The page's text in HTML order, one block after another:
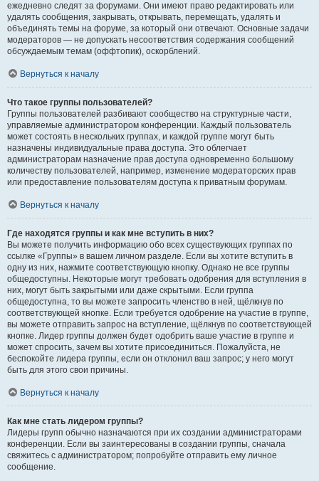
ежедневно следят за форумами. Они имеют право редактировать или
удалять сообщения, закрывать, открывать, перемещать, удалять и
объединять темы на форуме, за который они отвечают. Основные задачи
модераторов — не допускать несоответствия содержания сообщений
обсуждаемым темам (оффтопик), оскорблений.
Вернуться к началу
Что такое группы пользователей?
Группы пользователей разбивают сообщество на структурные части,
управляемые администратором конференции. Каждый пользователь
может состоять в нескольких группах, и каждой группе могут быть
назначены индивидуальные права доступа. Это облегчает
администраторам назначение прав доступа одновременно большому
количеству пользователей, например, изменение модераторских прав
или предоставление пользователям доступа к приватным форумам.
Вернуться к началу
Где находятся группы и как мне вступить в них?
Вы можете получить информацию обо всех существующих группах по
ссылке «Группы» в вашем личном разделе. Если вы хотите вступить в
одну из них, нажмите соответствующую кнопку. Однако не все группы
общедоступны. Некоторые могут требовать одобрения для вступления в
них, могут быть закрытыми или даже скрытыми. Если группа
общедоступна, то вы можете запросить членство в ней, щёлкнув по
соответствующей кнопке. Если требуется одобрение на участие в группе,
вы можете отправить запрос на вступление, щёлкнув по соответствующей
кнопке. Лидер группы должен будет одобрить ваше участие в группе и
может спросить, зачем вы хотите присоединиться. Пожалуйста, не
беспокойте лидера группы, если он отклонил ваш запрос; у него могут
быть для этого свои причины.
Вернуться к началу
Как мне стать лидером группы?
Лидеры групп обычно назначаются при их создании администраторами
конференции. Если вы заинтересованы в создании группы, сначала
свяжитесь с администратором; попробуйте отправить ему личное
сообщение.